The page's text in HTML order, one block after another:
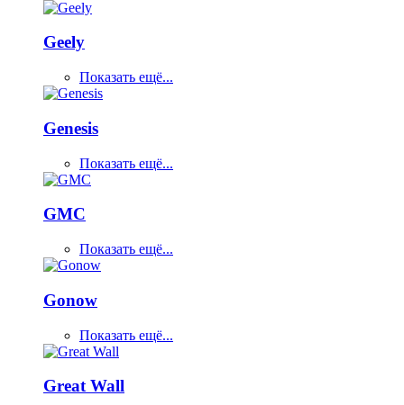
Geely
Показать ещё...
Genesis
Показать ещё...
GMC
Показать ещё...
Gonow
Показать ещё...
Great Wall